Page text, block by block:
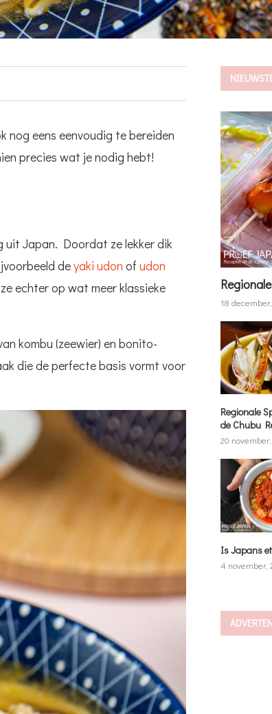
nog eens eenvoudig te bereiden
precies wat je nodig hebt!
uit Japan. Doordat ze lekker dik
deyaki udon of udon
echter op wat meer klassieke
kombu (zeewier) en bonito-
die de perfecte basis vormt voor
18
Regionale
de Chubu
20
Is Japans
4 november,